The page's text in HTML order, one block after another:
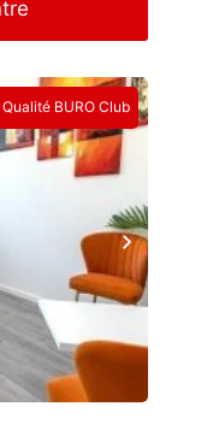
Qualité BURO Club